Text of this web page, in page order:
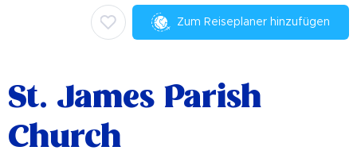
Zum Reiseplaner hinzufügen
St. James Parish
Church